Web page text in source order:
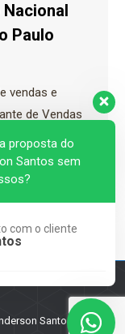
Paulo
vendas e
de Vendas
de Vendas |
dia 28 de
no Hotel
Santos - 2025
proposta do
Santos sem
com o cliente